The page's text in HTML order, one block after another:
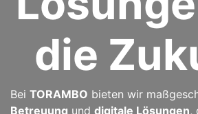
die
Bei TORAMBO bieten wir
Betreuung und digitale Lösungen,